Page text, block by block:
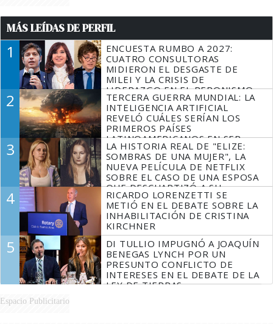
MÁS LEÍDAS DE PERFIL
1
ENCUESTA RUMBO A 2027:
CUATRO CONSULTORAS
MIDIERON EL DESGASTE DE
MILEI Y LA CRISIS DE
LIDERAZGO EN EL PERONISMO
2
TERCERA GUERRA MUNDIAL: LA
INTELIGENCIA ARTIFICIAL
REVELÓ CUÁLES SERÍAN LOS
PRIMEROS PAÍSES
LATINOAMERICANOS EN SER
DERROTADOS
3
LA HISTORIA REAL DE "ELIZE:
SOMBRAS DE UNA MUJER", LA
NUEVA PELÍCULA DE NETFLIX
SOBRE EL CASO DE UNA ESPOSA
QUE DESCUARTIZÓ A SU
MARIDO
4
RICARDO LORENZETTI SE
METIÓ EN EL DEBATE SOBRE LA
INHABILITACIÓN DE CRISTINA
KIRCHNER
5
DI TULLIO IMPUGNÓ A JOAQUÍN
BENEGAS LYNCH POR UN
PRESUNTO CONFLICTO DE
INTERESES EN EL DEBATE DE LA
LEY DE TIERRAS
Espacio Publicitario